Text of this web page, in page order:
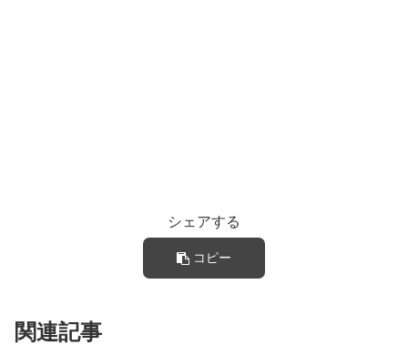
シェアする
コピー
関連記事